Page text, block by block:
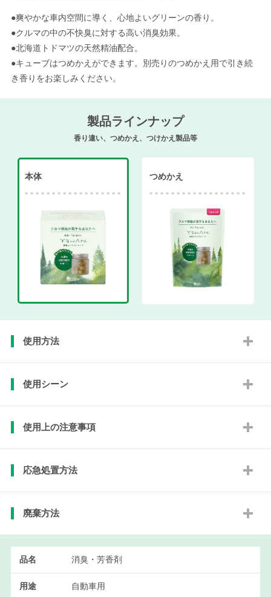
●爽やかな車内空間に導く、心地よいグリーンの香り。
●クルマの中の不快臭に対する高い消臭効果。
●北海道トドマツの天然精油配合。
●キューブはつめかえができます。別売りのつめかえ用で引き続
き香りをお楽しみください。
製品ラインナップ
香り違い、つめかえ、つけかえ製品等
本体 つめかえ
使用方法
使用シーン
使用上の注意事項
応急処置方法
廃棄方法
品名 消臭・芳香剤
用途 自動車用